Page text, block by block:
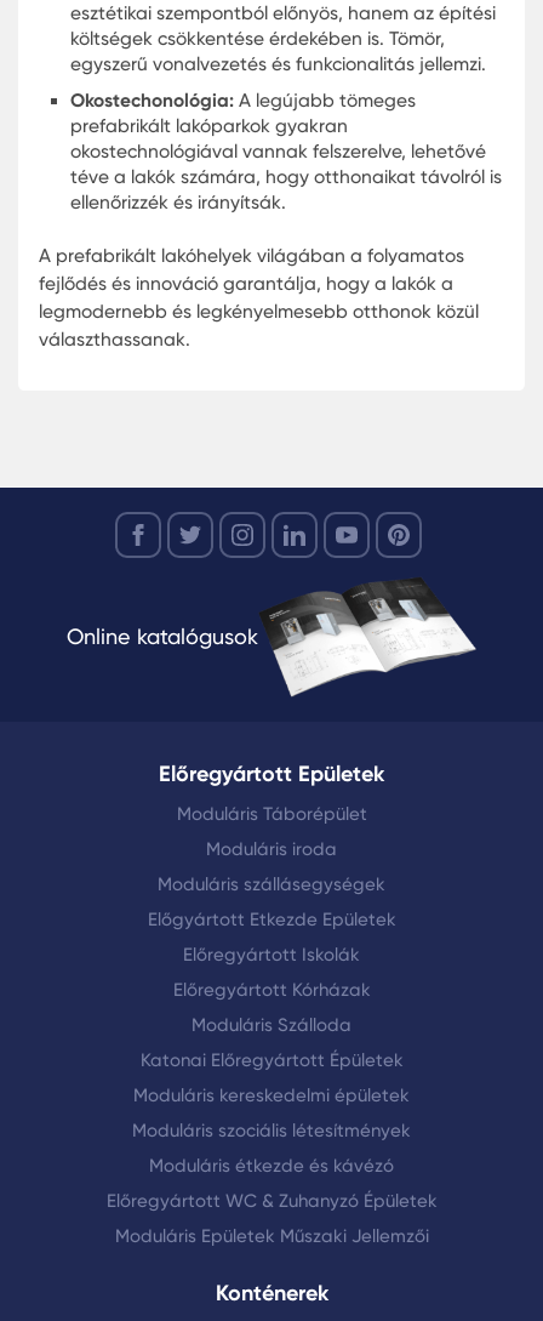
A prefabrikált lakások iránti érdeklődés egyre
növekszik Magyarországon, főként az olcsó
előregyártott házak elérhetősége miatt. A
és finanszírozás egyszerűnek tűnhet, de néhány
mindig hasznos lehet:
Költségvetés Meghatározása:
otthont, fontos egy realisztikus költségvetést
felállítani. Megfizethető előregyártott házak
széles választékban érhetők el, de az
költségvetés segíthet a döntésben.
állami szervezetek támogatásokat is
biztosíthatnak.
Összehasonlítás:Tömeges előregyártott
lakásprojektek kínálatában érdemes
összehasonlítani az árakat és a
A prefabrikált lakóhelyek árai regionálisan
elvégzése. Bár ezek az otthonok általában
magas minőségűek, egy független ellenőrzés
garantálhatja a beruházás értékét.
A Legújabb Trendek És Stílusok
Prefabrikált Tömeges
A prefabrikált lakóhelyek terén az elmúlt években
számos innovatív trend és stílus jelent meg:
Fenntarthatóság:A megfizethető
házak tervezésekor a fenntarthatóság egyre
fontosabbá válik. Az energiahatékony
és a környezetbarát megoldások előtérbe
kerülnek.
Modularitás:A modularitás lehetővé teszi a
Online katalógusok
Előregyártott Epületek
Moduláris Táborépület
Moduláris iroda
Moduláris szállásegységek
Előgyártott Etkezde Epületek
Előregyártott Iskolák
Előregyártott Kórházak
Moduláris Szálloda
Katonai Előregyártott Épületek
Moduláris kereskedelmi épületek
Moduláris szociális létesítmények
Moduláris étkezde és kávézó
Előregyártott WC & Zuhanyzó Épületek
Moduláris Epületek Műszaki Jellemzői
Konténerek